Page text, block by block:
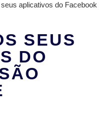
aplicativos do Facebook
SEUS
DO